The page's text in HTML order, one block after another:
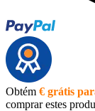
Obtém € grátis
comprar estes